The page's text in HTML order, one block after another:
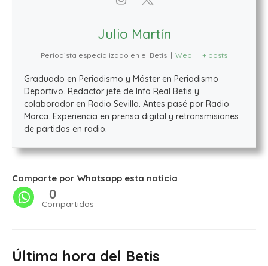
Julio Martín
Periodista especializado en el Betis | Web | + posts
Graduado en Periodismo y Máster en Periodismo
Deportivo. Redactor jefe de Info Real Betis y
colaborador en Radio Sevilla. Antes pasé por Radio
Marca. Experiencia en prensa digital y retransmisiones
de partidos en radio.
Comparte por Whatsapp esta noticia
0
Compartidos
Última hora del Betis